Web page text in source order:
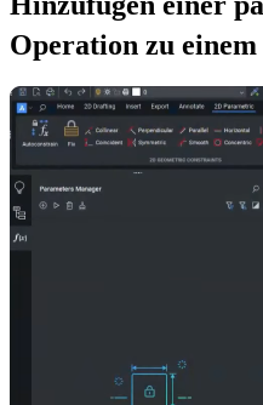
Operation zu